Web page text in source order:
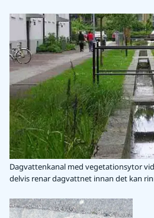
Dagvattenkanal med vegetationsytor
delvis renar dagvattnet innan det kan